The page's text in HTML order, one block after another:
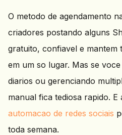
O metodo de agendamento
criadores postando alguns
gratuito, confiavel e mantem
em um so lugar. Mas se
diarios ou gerenciando
manual fica tediosa rapido. E
automacao de redes sociais
toda semana.